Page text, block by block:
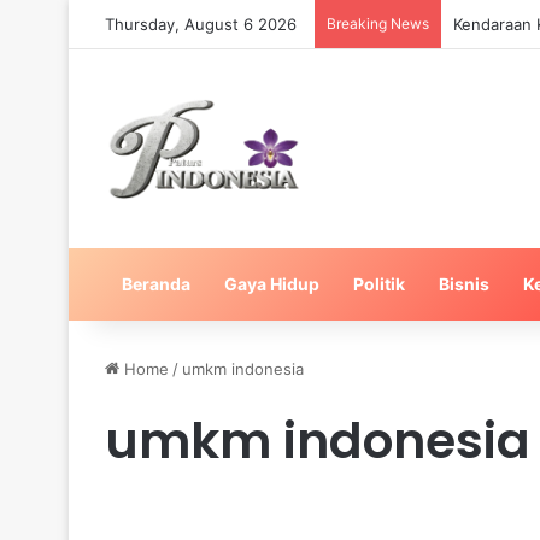
Thursday, August 6 2026 Breaking News
Beranda Gaya Hidup Politik Bisnis
Home / umkm indonesia
umkm indonesia